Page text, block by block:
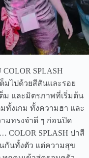
SPLASH
มไปด้วยสีสันและรอย
ม และมิตรภาพที่เริ่มต้น
งเกม ทั้งความฮา และ
มทรงจำดี ๆ ก่อนปิด
COLOR SPLASH ปาสี
นกันทั้งตัว แต่ความสุข